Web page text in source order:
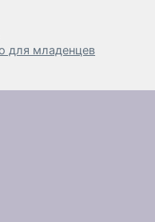
для младенцев